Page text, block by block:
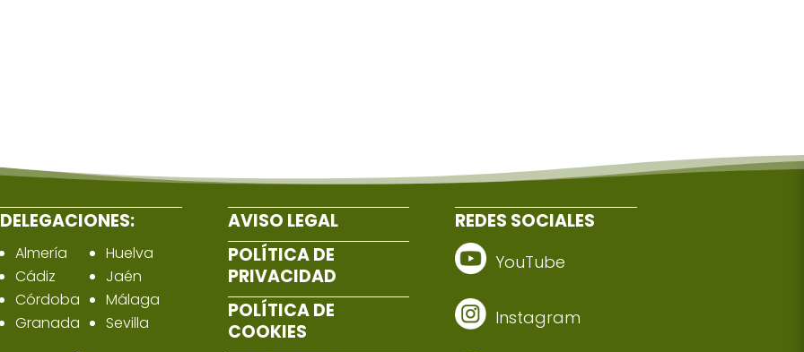
DELEGACIONES:
Almería
Cádiz
Córdoba
Granada
Huelva
Jaén
Málaga
Sevilla
AVISO LEGAL
POLÍTICA DE
PRIVACIDAD
POLÍTICA DE
COOKIES
REDES SOCIALES
YouTube
Instagram